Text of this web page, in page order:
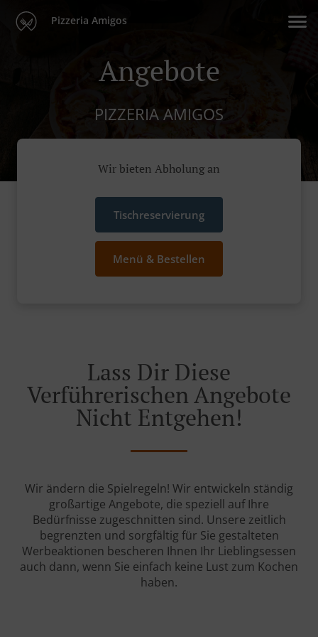
Pizzeria Amigos
Angebote
PIZZERIA AMIGOS
Wir bieten Abholung an
Tischreservierung
Menü & Bestellen
Lass Dir Diese
Verführerischen Angebote
Nicht Entgehen!
Wir ändern die Spielregeln! Wir entwickeln ständig
großartige Angebote, die speziell auf Ihre
Bedürfnisse zugeschnitten sind. Unsere zeitlich
begrenzten und sorgfältig für Sie gestalteten
Werbeaktionen bescheren Ihnen Ihr Lieblingsessen
auch dann, wenn Sie einfach keine Lust zum Kochen
haben.